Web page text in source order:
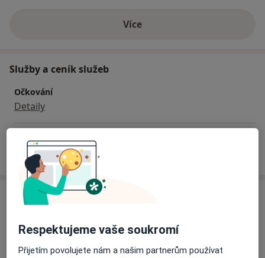
Víceo zkušenostech
Služby a ceník služeb
Očkování
Detaily
Jak fungují ceny?
Adresa
SYSMED, s.r.o.
Kolbenova 36/473,
Respektujeme vaše soukromí
Přijetím povolujete nám a našim partnerům používat